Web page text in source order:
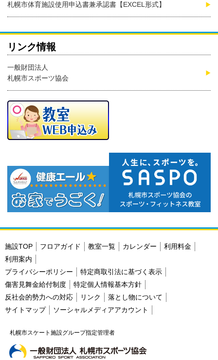
札幌市体育施設使用申込書兼承認書【EXCEL形式】
リンク情報
一般財団法人
札幌市スポーツ協会
施設TOP フロアガイド 教室一覧 カレンダー
利用料金
利用案内
プライバシーポリシー
特定商取引法に基づく表示
傷害見舞金給付制度
特定個人情報基本方針
反社会的勢力への対応
リンク
落とし物について
サイトマップ
ソーシャルメディアアカウント
札幌市スケート施設グループ指定管理者